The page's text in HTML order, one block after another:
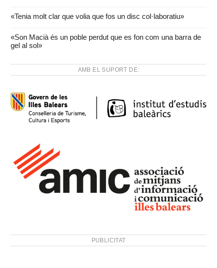
«Tenia molt clar que volia que fos un disc col·laboratiu»
«Son Macià és un poble perdut que es fon com una barra de
gel al sol»
AMB EL SUPORT DE:
PUBLICITAT